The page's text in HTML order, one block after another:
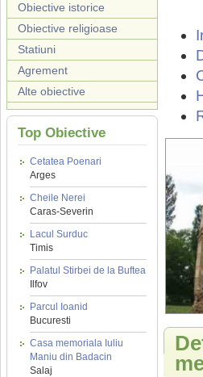
Obiective istorice
Obiective religioase
Statiuni
Agrement
Alte obiective
Top Obiective
Cetatea Poenari
Arges
Cheile Nerei
Caras-Severin
Lacul Surduc
Timis
Palatul Stirbei de la Buftea
Ilfov
Parcul Ioanid
Bucuresti
Casa memoriala Iuliu
Maniu din Badacin
Salaj